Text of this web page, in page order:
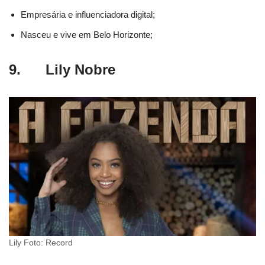
Empresária e influenciadora digital;
Nasceu e vive em Belo Horizonte;
9. Lily Nobre
Lily Foto: Record